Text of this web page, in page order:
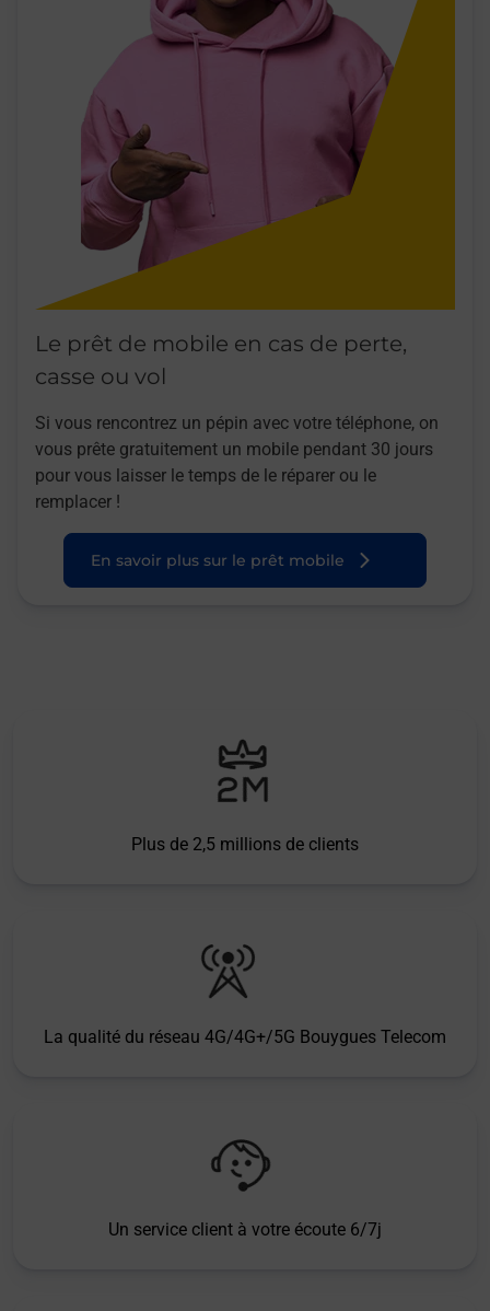
Le prêt de mobile en cas de perte,
casse ou vol
Si vous rencontrez un pépin avec votre téléphone, on
vous prête gratuitement un mobile pendant 30 jours
pour vous laisser le temps de le réparer ou le
remplacer !
En savoir plus sur le prêt mobile
Plus de 2,5 millions de clients
La qualité du réseau 4G/4G+/5G Bouygues Telecom
Un service client à votre écoute 6/7j